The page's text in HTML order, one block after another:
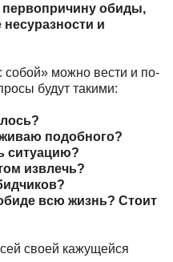
обиды,
и
можно вести и по-
будут такими:
подобного?
ситуацию?
извлечь?
всю жизнь? Стоит
своей кажущейся